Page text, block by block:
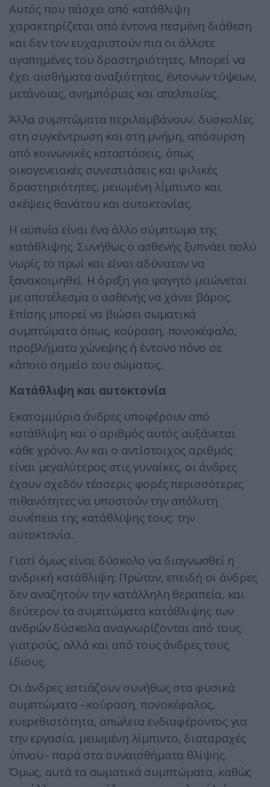
Αυτός που πάσχει από κατάθλιψη
χαρακτηρίζεται από έντονα πεσμένη διάθεση
και δεν τον ευχαριστούν πια οι άλλοτε
αγαπημένες του δραστηριότητες. Μπορεί να
έχει αισθήματα αναξιότητας, έντονων τύψεων,
μετάνοιας, ανημπόριας και απελπισίας.
Άλλα συμπτώματα περιλαμβάνουν, δυσκολίες
στη συγκέντρωση και στη μνήμη, απόσυρση
από κοινωνικές καταστάσεις, όπως
οικογενειακές συνεστιάσεις και φιλικές
δραστηριότητες, μειωμένη λίμπιντο και
σκέψεις θανάτου και αυτοκτονίας.
Η αϋπνία είναι ένα άλλο σύμπτωμα της
κατάθλιψης. Συνήθως ο ασθενής ξυπνάει πολύ
νωρίς το πρωί και είναι αδύνατον να
ξανακοιμηθεί. Η όρεξη για φαγητό μειώνεται
με αποτέλεσμα ο ασθενής να χάνει βάρος.
Επίσης μπορεί να βιώσει σωματικά
συμπτώματα όπως, κούραση, πονοκέφαλο,
προβλήματα χώνεψης ή έντονο πόνο σε
κάποιο σημείο του σώματος,
Κατάθλιψη και αυτοκτονία
Εκατομμύρια άνδρες υποφέρουν από
κατάθλιψη και ο αριθμός αυτός αυξάνεται
κάθε χρόνο. Αν και ο αντίστοιχος αριθμός
είναι μεγαλύτερος στις γυναίκες, οι άνδρες
έχουν σχεδόν τέσσερις φορές περισσότερες
πιθανότητες να υποστούν την απόλυτη
συνέπεια της κατάθλιψης τους: την
αυτοκτονία.
Γιατί όμως είναι δύσκολο να διαγνωσθεί η
ανδρική κατάθλιψη; Πρώτον, επειδή οι άνδρες
δεν αναζητούν την κατάλληλη θεραπεία, και
δεύτερον τα συμπτώματα κατάθλιψης των
ανδρών δύσκολα αναγνωρίζονται από τους
γιατρούς, αλλά και από τους άνδρες τους
ίδιους.
Οι άνδρες εστιάζουν συνήθως στα φυσικά
συμπτώματα –κούραση, πονοκέφαλος,
ευερεθιστότητα, απώλεια ενδιαφέροντος για
την εργασία, μειωμένη λίμπιντο, διαταραχές
ύπνου– παρά στα συναισθήματα θλίψης.
Όμως, αυτά τα σωματικά συμπτώματα, καθώς